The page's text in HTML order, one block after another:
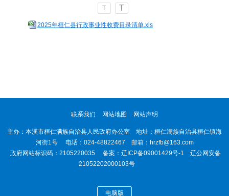
T T
2025年桓仁县行政事业性收费目录清单.xls
联系我们 网站地图 网站声明
主办：本溪市桓仁满族自治县人民政府办公室 地址：桓仁满族自治县桓仁镇海
河街1号 电话：024-48822467 邮箱：hrzfb@163.com
政府网站标识码：2105220035 备案： 辽ICP备09001429号-1
辽公网安备
21052202000103号
电脑版